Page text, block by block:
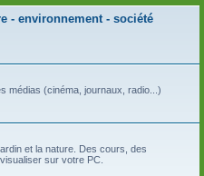
- environnement - société
médias (cinéma, journaux, radio...)
et la nature. Des cours, des
sur votre PC.